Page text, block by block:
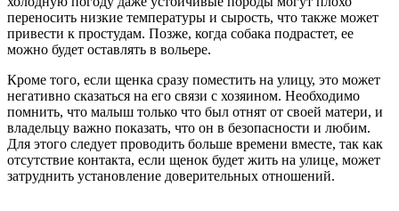
переносить низкие температуры и сырость, что также может
привести к простудам. Позже, когда собака подрастет, ее
можно будет оставлять в вольере.
Кроме того, если щенка сразу поместить на улицу, это может
негативно сказаться на его связи с хозяином. Необходимо
помнить, что малыш только что был отнят от своей матери, и
владельцу важно показать, что он в безопасности и любим.
Для этого следует проводить больше времени вместе, так как
отсутствие контакта, если щенок будет жить на улице, может
затруднить установление доверительных отношений.